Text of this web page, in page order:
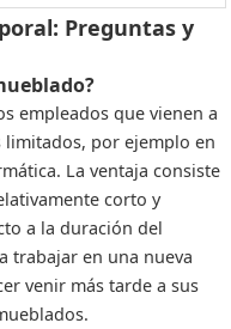
Preguntas y
empleados que vienen a
limitados, por ejemplo en
La ventaja consiste
corto y
a la duración del
trabajar en una nueva
venir más tarde a sus